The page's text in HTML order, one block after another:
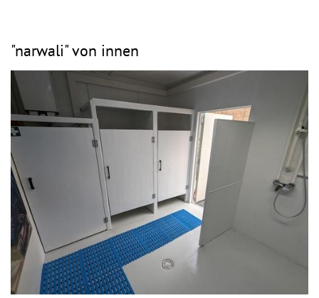
"narwali" von innen